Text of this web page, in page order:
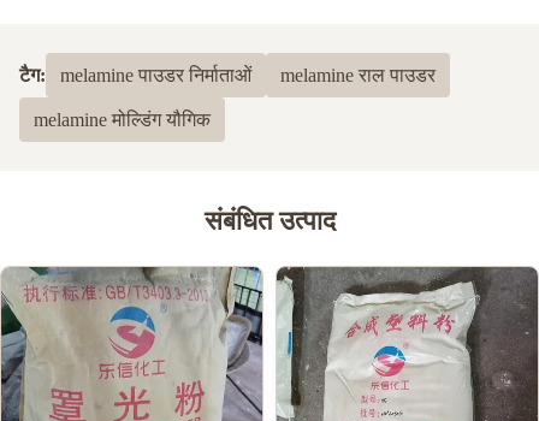
टैग: melamine पाउडर निर्माताओं melamine राल पाउडर
melamine मोल्डिंग यौगिक
संबंधित उत्पाद